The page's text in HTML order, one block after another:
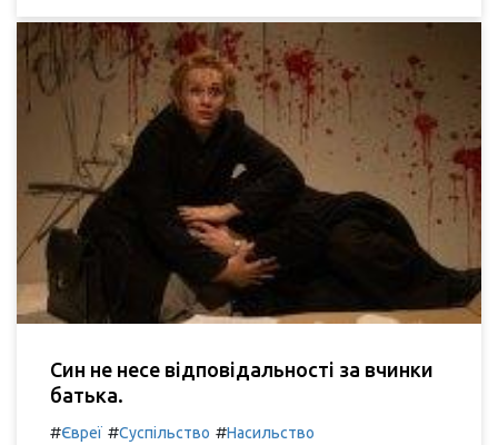
Син не несе відповідальності за вчинки
батька.
#Євреї #Суспільство #Насильство